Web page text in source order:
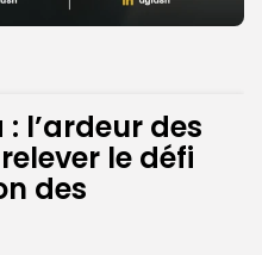
l’ardeur des
le défi
des